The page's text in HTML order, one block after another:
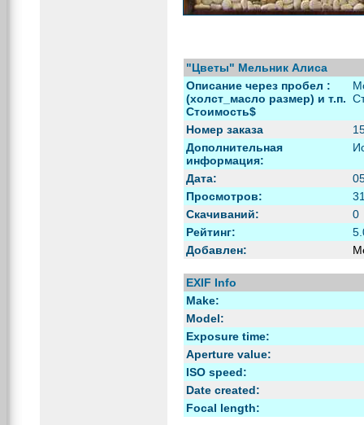
"Цветы" Мельник Алиса
Описание через пробел :
(холст_масло размер) и т.п.
Стоимость$
Номер заказа
Дополнительная
информация:
Дата:
Просмотров:
Скачиваний:
0
Рейтинг:
Добавлен:
EXIF Info
Make:
Model:
Exposure time:
Aperture value:
ISO speed:
Date created:
Focal length: